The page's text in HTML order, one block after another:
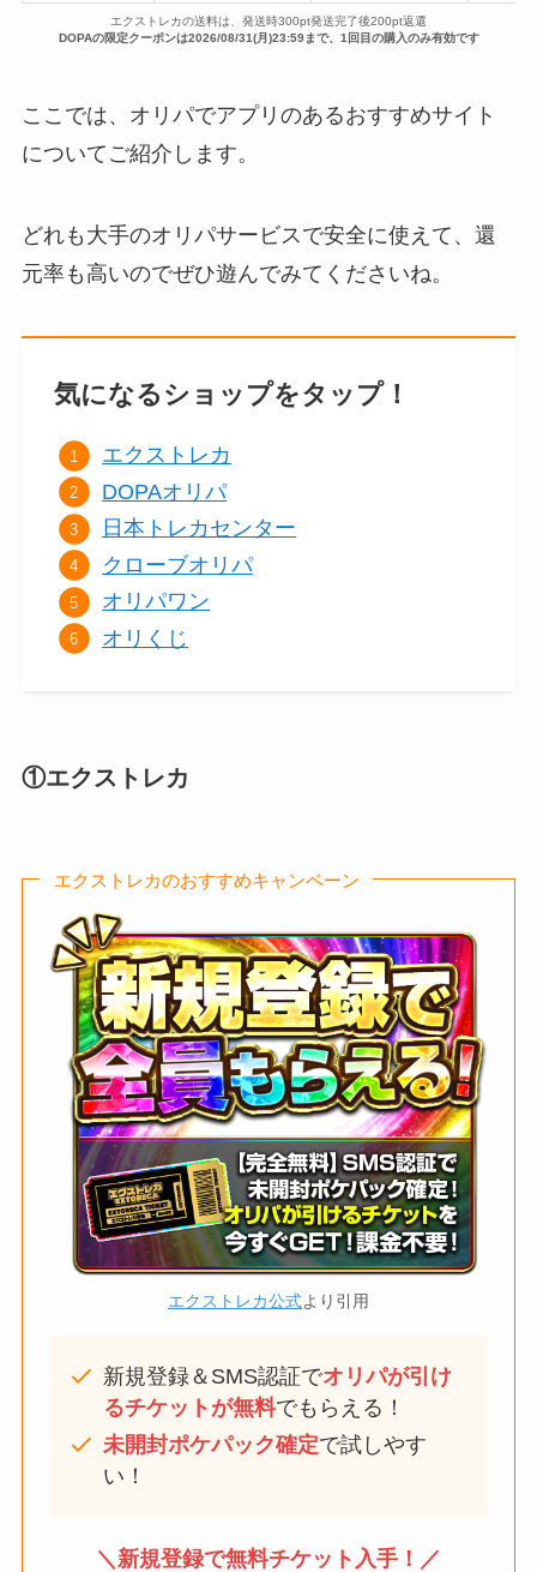
エクストレカの送料は、発送時300pt発送完了後200pt返還
DOPAの限定クーポンは2026/08/31(月)23:59まで、1回目の購入のみ有効です
ここでは、オリパでアプリのあるおすすめサイト
についてご紹介します。
どれも大手のオリパサービスで安全に使えて、還
元率も高いのでぜひ遊んでみてくださいね。
気になるショップをタップ！
エクストレカ
DOPAオリパ
日本トレカセンター
クローブオリパ
オリパワン
オリくじ
①エクストレカ
エクストレカのおすすめキャンペーン
エクストレカ公式より引用
新規登録＆SMS認証でオリパが引け
るチケットが無料でもらえる！
未開封ポケパック確定で試しやす
い！
＼新規登録で無料チケット入手！／